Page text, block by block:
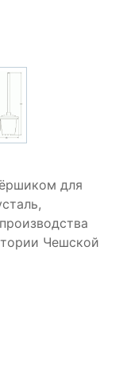
для
Чешской